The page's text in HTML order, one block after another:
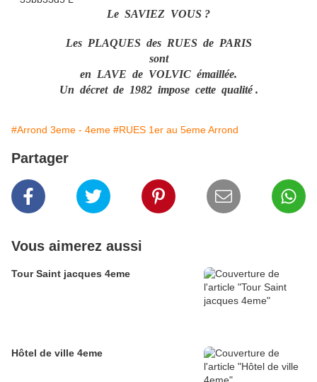
Le SAVIEZ VOUS ?
Les PLAQUES des RUES de PARIS
sont
en LAVE de VOLVIC émaillée.
Un décret de 1982 impose cette qualité .
#Arrond 3eme - 4eme #RUES 1er au 5eme Arrond
Partager
Vous aimerez aussi
Tour Saint jacques 4eme
Hôtel de ville 4eme